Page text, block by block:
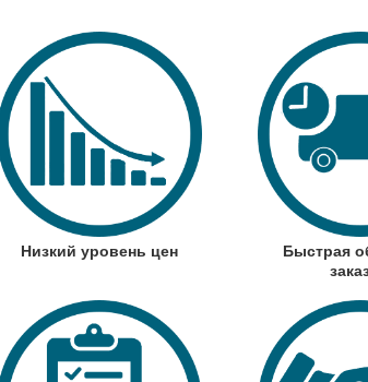
Низкий уровень цен
Быстрая